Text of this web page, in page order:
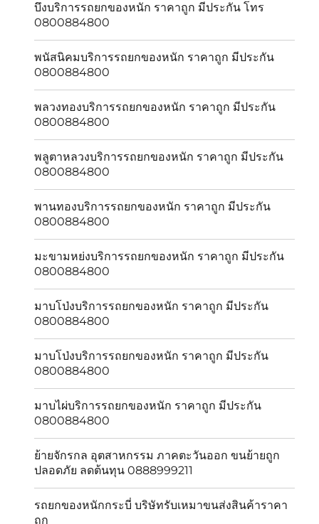
บึงบริการรถยกของหนัก ราคาถูก มีประกัน โทร
0800884800
พนัสนิคมบริการรถยกของหนัก ราคาถูก มีประกัน
0800884800
พลวงทองบริการรถยกของหนัก ราคาถูก มีประกัน
0800884800
พลูตาหลวงบริการรถยกของหนัก ราคาถูก มีประกัน
0800884800
พานทองบริการรถยกของหนัก ราคาถูก มีประกัน
0800884800
มะขามหย่งบริการรถยกของหนัก ราคาถูก มีประกัน
0800884800
มาบโป่งบริการรถยกของหนัก ราคาถูก มีประกัน
0800884800
มาบโป่งบริการรถยกของหนัก ราคาถูก มีประกัน
0800884800
มาบไผ่บริการรถยกของหนัก ราคาถูก มีประกัน
0800884800
ย้ายจักรกล อุตสาหกรรม ภาคตะวันออก ขนย้ายถูก
ปลอดภัย ลดต้นทุน 0888999211
รถยกของหนักกระบี่ บริษัทรับเหมาขนส่งสินค้าราคา
ถูก